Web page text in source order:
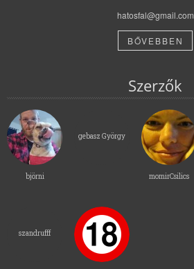
hatosfal@gmail.com
BŐVEBBEN
Szerzők
björni
gebasz György
momirCsilics
szandrufff